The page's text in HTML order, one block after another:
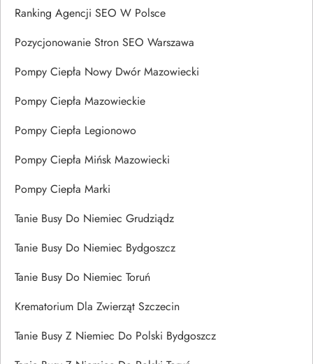
Ranking Agencji SEO W Polsce
Pozycjonowanie Stron SEO Warszawa
Pompy Ciepła Nowy Dwór Mazowiecki
Pompy Ciepła Mazowieckie
Pompy Ciepła Legionowo
Pompy Ciepła Mińsk Mazowiecki
Pompy Ciepła Marki
Tanie Busy Do Niemiec Grudziądz
Tanie Busy Do Niemiec Bydgoszcz
Tanie Busy Do Niemiec Toruń
Krematorium Dla Zwierząt Szczecin
Tanie Busy Z Niemiec Do Polski Bydgoszcz